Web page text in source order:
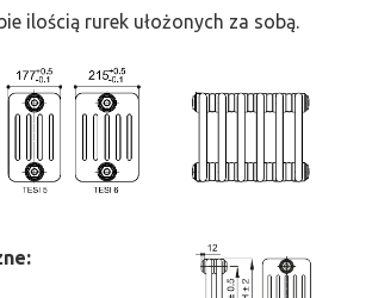
360,
486
ilością rurek ułożonych za sobą.